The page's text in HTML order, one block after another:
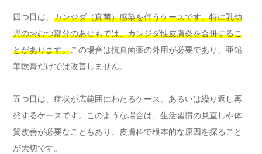
四つ目は、 カンジダ（真菌）感染を伴うケースです。特に乳幼
児のおむつ部分のあせもでは、カンジダ性皮膚炎を合併するこ
とがあります。この場合は抗真菌薬の外用が必要であり、亜鉛
華軟膏だけでは改善しません。
五つ目は、症状が広範囲にわたるケース、あるいは繰り返し再
発するケースです。このような場合は、生活習慣の見直しや体
質改善が必要なこともあり、皮膚科で根本的な原因を探ること
が大切です。